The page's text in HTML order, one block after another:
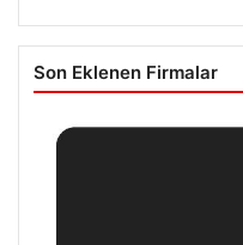
Son Eklenen Firmalar